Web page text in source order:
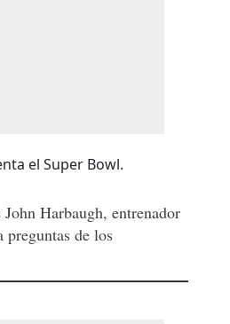
Harbaugh, entrenador
preguntas de los